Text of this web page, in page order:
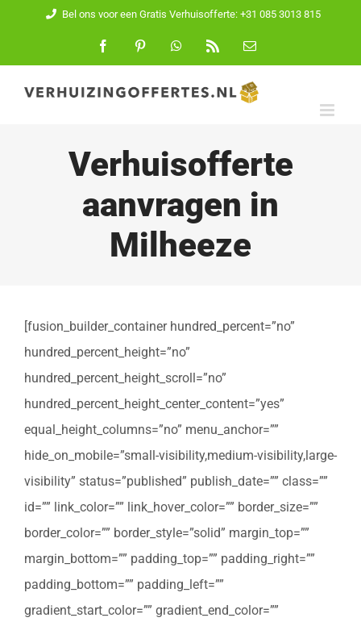
inhoud
Bel ons voor een Gratis Verhuisofferte: +31 085 3013 815
FacebookPinterest WhatsApp
E-
Verhuisofferte
aanvragen in
Milheeze
[fusion_builder_container hundred_percent=”no”
hundred_percent_height=”no”
hundred_percent_height_scroll=”no”
hundred_percent_height_center_content=”yes”
equal_height_columns=”no” menu_anchor=””
hide_on_mobile=”small-visibility,medium-visibility,large-
visibility” status=”published” publish_date=”” class=””
id=”” link_color=”” link_hover_color=”” border_size=””
border_color=”” border_style=”solid” margin_top=””
margin_bottom=”” padding_top=”” padding_right=””
padding_bottom=”” padding_left=””
gradient_start_color=”” gradient_end_color=””